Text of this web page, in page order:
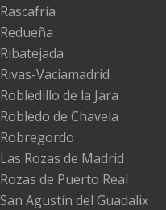
Rascafría
Redueña
Ribatejada
Rivas-Vaciamadrid
Robledillo de la Jara
Robledo de Chavela
Robregordo
Las Rozas de Madrid
Rozas de Puerto Real
San Agustín del Guadalix